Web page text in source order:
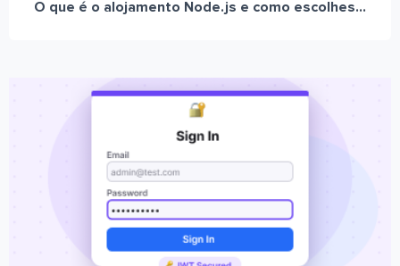
O que é o alojamento Node.js e como escolhes...